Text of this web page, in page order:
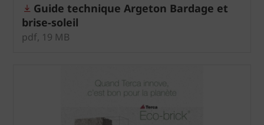
Guide technique Argeton Bardage et
brise-soleil
pdf, 19 MB